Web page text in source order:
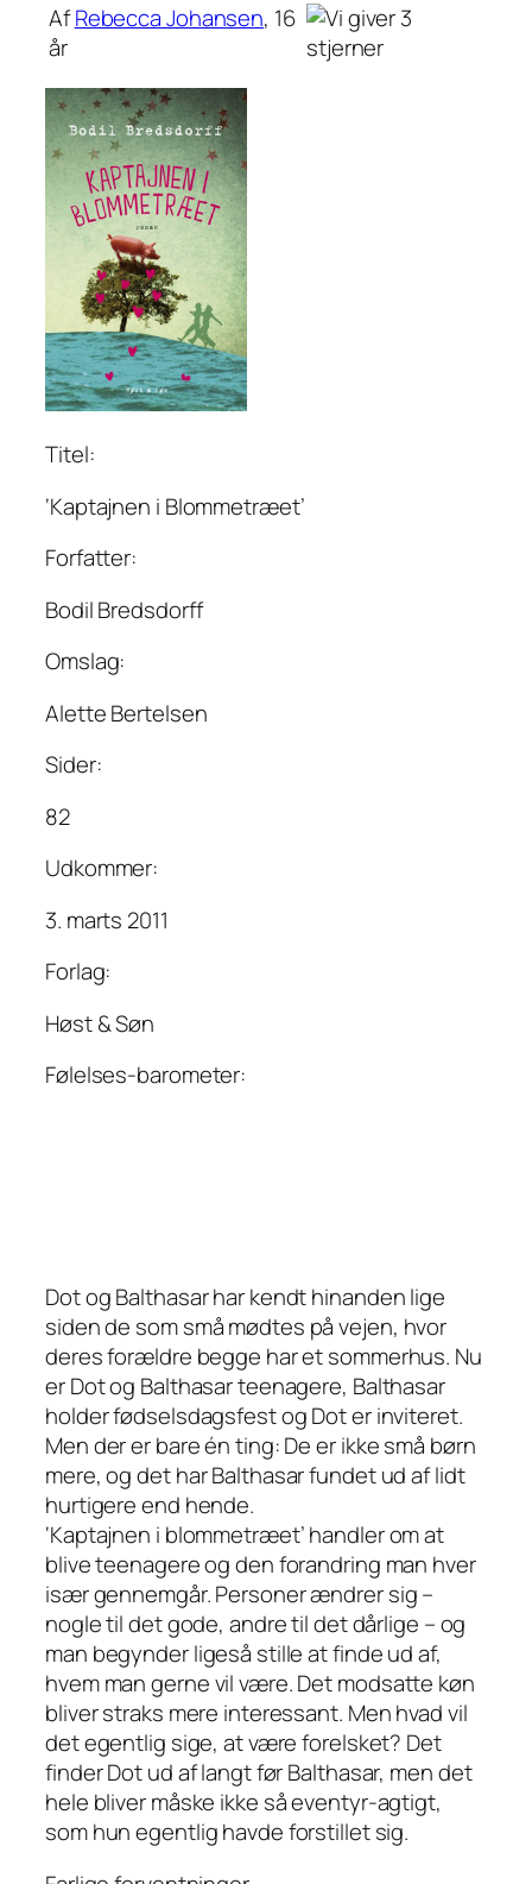
AfRebecca Johansen, 16
år
Titel:
‘Kaptajnen i Blommetræet’
Forfatter:
Bodil Bredsdorff
Omslag:
Alette Bertelsen
Sider:
82
Udkommer:
3. marts 2011
Forlag:
Høst & Søn
Følelses-barometer:
Dot og Balthasar har kendt hinanden lige
siden de som små mødtes på vejen, hvor
deres forældre begge har et sommerhus. Nu
er Dot og Balthasar teenagere, Balthasar
holder fødselsdagsfest og Dot er inviteret.
Men der er bare én ting: De er ikke små børn
mere, og det har Balthasar fundet ud af lidt
hurtigere end hende.
‘Kaptajnen i blommetræet’ handler om at
blive teenagere og den forandring man hver
især gennemgår. Personer ændrer sig –
nogle til det gode, andre til det dårlige – og
man begynder ligeså stille at finde ud af,
hvem man gerne vil være. Det modsatte køn
bliver straks mere interessant. Men hvad vil
det egentlig sige, at være forelsket? Det
finder Dot ud af langt før Balthasar, men det
hele bliver måske ikke så eventyr-agtigt,
som hun egentlig havde forstillet sig.